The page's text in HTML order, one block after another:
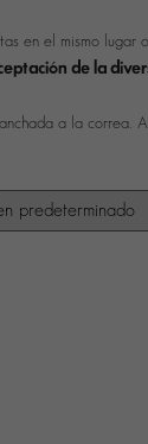
en el mismo lugar
de la
a la correa.